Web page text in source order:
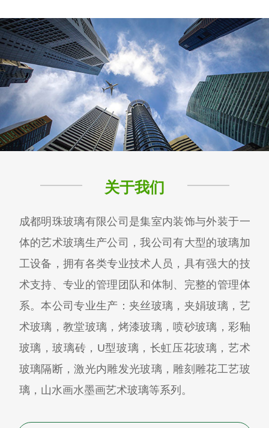
关于我们
成都明珠玻璃有限公司是集室内装饰与外装于一
体的艺术玻璃生产公司，我公司有大型的玻璃加
工设备，拥有各类专业技术人员，具有强大的技
术支持、专业的管理团队和体制、完整的管理体
系。本公司专业生产：夹丝玻璃，夹娟玻璃，艺
术玻璃，教堂玻璃，烤漆玻璃，喷砂玻璃，彩釉
玻璃，玻璃砖，U型玻璃，长虹压花玻璃，艺术
玻璃隔断，激光内雕发光玻璃，雕刻雕花工艺玻
璃，山水画水墨画艺术玻璃等系列。